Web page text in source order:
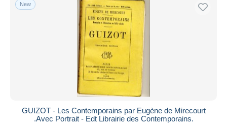
New
GUIZOT - Les Contemporains par Eugène de Mirecourt
.Avec Portrait - Edt Librairie des Contemporains.